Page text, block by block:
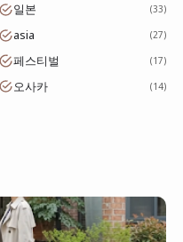
일본 33
asia 27
페스티벌 17
오사카 14